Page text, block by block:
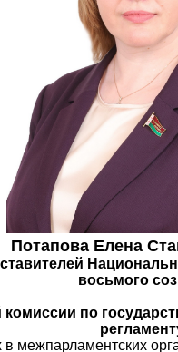
Потапова Елена
восьмого
по
межпарламентских